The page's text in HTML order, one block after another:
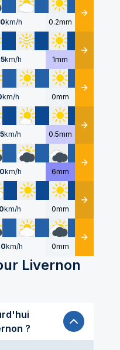
km/h 0.2mm Détails
km/h 1mm Détails
km/h 0mm Détails
km/h 0.5mm Détails
km/h 6mm Détails
km/h 0mm Détails
km/h 0mm Détails
Livernon
?